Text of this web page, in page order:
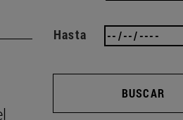
Hasta
BUSCAR